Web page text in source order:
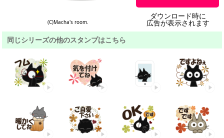
(C)Macha's room.
ダウンロード時に
広告が表示されます
同じシリーズの他のスタンプはこちら